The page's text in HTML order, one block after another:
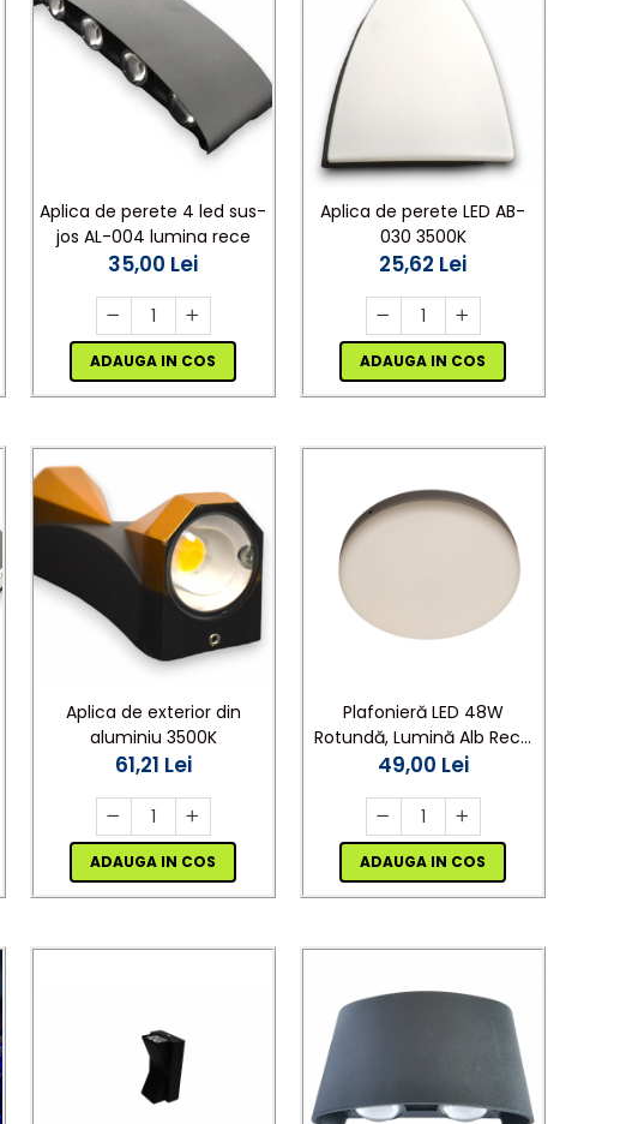
Aplica de perete 4 led sus-
jos AL-004 lumina rece
35,00 Lei
ADAUGA IN COS
Aplica de perete LED AB-
030 3500K
25,62 Lei
ADAUGA IN COS
Aplica de exterior din
aluminiu 3500K
61,21 Lei
ADAUGA IN COS
Plafonieră LED 48W
Rotundă, Lumină Alb Rece
6500K, Ultra Slim, Interior
49,00 Lei
ADAUGA IN COS